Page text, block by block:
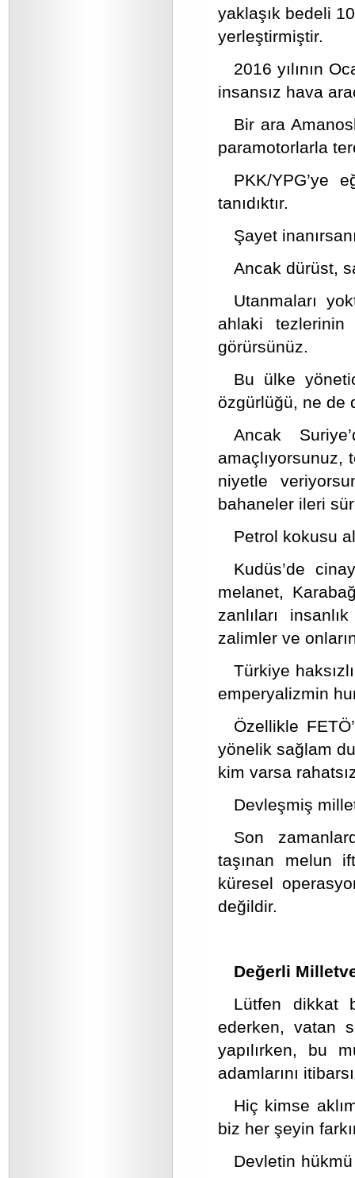
yaklaşık bedeli
yerleştirmiştir.
2016 yılının
insansız hava
Bir ara
paramotorlarla
PKK/YPG’ye
tanıdıktır.
Şayet
Ancak dürüst,
Utanmaları
ahlaki tezlerinin
görürsünüz.
Bu ülke
özgürlüğü, ne de
Ancak
amaçlıyorsunuz,
niyetle
bahaneler ileri
Petrol kokusu
Kudüs’de
melanet,
zanlıları
zalimler ve
Türkiye
emperyalizmin
Özellikle
yönelik sağlam
kim varsa
Devleşmiş
Son
taşınan melun
küresel
değildir.
Değerli
Lütfen dikkat
ederken, vatan
yapılırken, bu
adamlarını
Hiç kimse
biz her şeyin
Devletin